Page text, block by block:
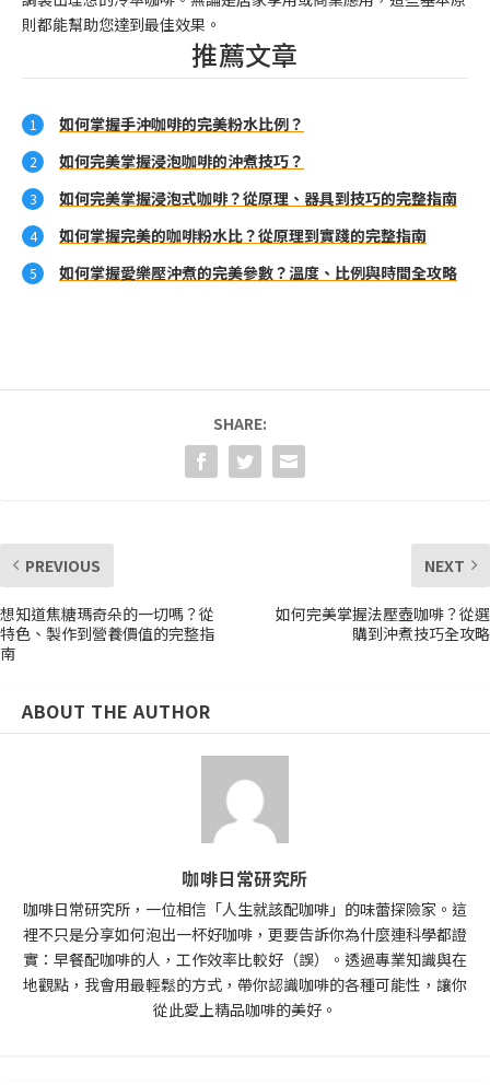
則都能幫助您達到最佳效果。
推薦文章
如何掌握手沖咖啡的完美粉水比例？
如何完美掌握浸泡咖啡的沖煮技巧？
如何完美掌握浸泡式咖啡？從原理、器具到技巧的完整指南
如何掌握完美的咖啡粉水比？從原理到實踐的完整指南
如何掌握愛樂壓沖煮的完美參數？溫度、比例與時間全攻略
SHARE:
PREVIOUS
想知道焦糖瑪奇朵的一切嗎？從
特色、製作到營養價值的完整指
南
NEXT
如何完美掌握法壓壺咖啡？從選
購到沖煮技巧全攻略
ABOUT THE AUTHOR
咖啡日常研究所
咖啡日常研究所，一位相信「人生就該配咖啡」的味蕾探險家。這
裡不只是分享如何泡出一杯好咖啡，更要告訴你為什麼連科學都證
實：早餐配咖啡的人，工作效率比較好（誤）。透過專業知識與在
地觀點，我會用最輕鬆的方式，帶你認識咖啡的各種可能性，讓你
從此愛上精品咖啡的美好。